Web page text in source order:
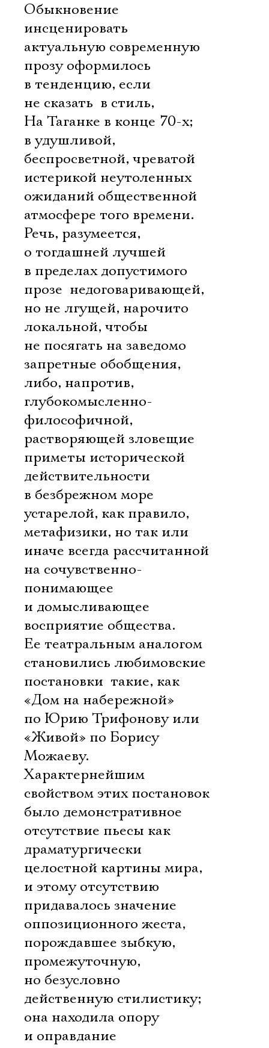
Обыкновение
инсценировать
актуальную современную
прозу оформилось
в тенденцию, если
не сказать  в стиль,
На Таганке в конце 70-х;
в удушливой,
беспросветной, чреватой
истерикой неутоленных
ожиданий общественной
атмосфере того времени.
Речь, разумеется,
о тогдашней лучшей
в пределах допустимого
прозе  недоговаривающей,
но не лгущей, нарочито
локальной, чтобы
не посягать на заведомо
запретные обобщения,
либо, напротив,
глубокомысленно-
философичной,
растворяющей зловещие
приметы исторической
действительности
в безбрежном море
устарелой, как правило,
метафизики, но так или
иначе всегда рассчитанной
на сочувственно-
понимающее
и домысливающее
восприятие общества.
Ее театральным аналогом
становились любимовские
постановки  такие, как
«Дом на набережной»
по Юрию Трифонову или
«Живой» по Борису
Можаеву.
Характернейшим
свойством этих постановок
было демонстративное
отсутствие пьесы как
драматургически
целостной картины мира,
и этому отсутствию
придавалось значение
оппозиционного жеста,
порождавшее зыбкую,
промежуточную,
но безусловно
действенную стилистику;
она находила опору
и оправдание